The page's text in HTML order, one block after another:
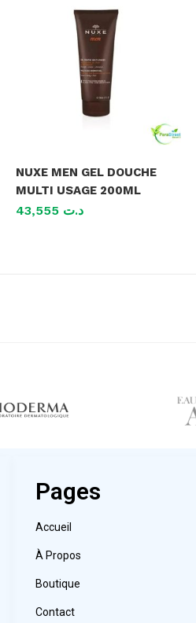
NUXE MEN GEL DOUCHE
MULTI USAGE 200ML
د.ت
Pages
Accueil
À Propos
Boutique
Contact